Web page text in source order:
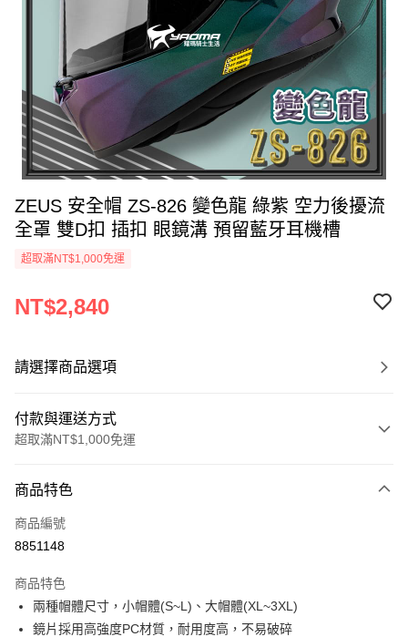
ZEUS 安全帽 ZS-826 變色龍 綠紫 空力後擾流
全罩 雙D扣 插扣 眼鏡溝 預留藍牙耳機槽
超取滿NT$1,000免運
NT$2,840
請選擇商品選項
付款與運送方式
超取滿NT$1,000免運
信用卡一次付款
超商取貨付款
ATM付款
商品特色
商品編號
8851148
商品特色
兩種帽體尺寸，小帽體(S~L)、大帽體(XL~3XL)
鏡片採用高強度PC材質，耐用度高，不易破碎